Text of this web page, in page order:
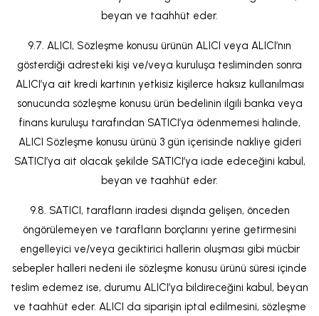
beyan ve taahhüt eder.
9.7. ALICI, Sözleşme konusu ürünün ALICI veya ALICI’nın
gösterdiği adresteki kişi ve/veya kuruluşa tesliminden sonra
ALICI’ya ait kredi kartının yetkisiz kişilerce haksız kullanılması
sonucunda sözleşme konusu ürün bedelinin ilgili banka veya
finans kuruluşu tarafından SATICI’ya ödenmemesi halinde,
ALICI Sözleşme konusu ürünü 3 gün içerisinde nakliye gideri
SATICI’ya ait olacak şekilde SATICI’ya iade edeceğini kabul,
beyan ve taahhüt eder.
9.8. SATICI, tarafların iradesi dışında gelişen, önceden
öngörülemeyen ve tarafların borçlarını yerine getirmesini
engelleyici ve/veya geciktirici hallerin oluşması gibi mücbir
sebepler halleri nedeni ile sözleşme konusu ürünü süresi içinde
teslim edemez ise, durumu ALICI’ya bildireceğini kabul, beyan
ve taahhüt eder. ALICI da siparişin iptal edilmesini, sözleşme